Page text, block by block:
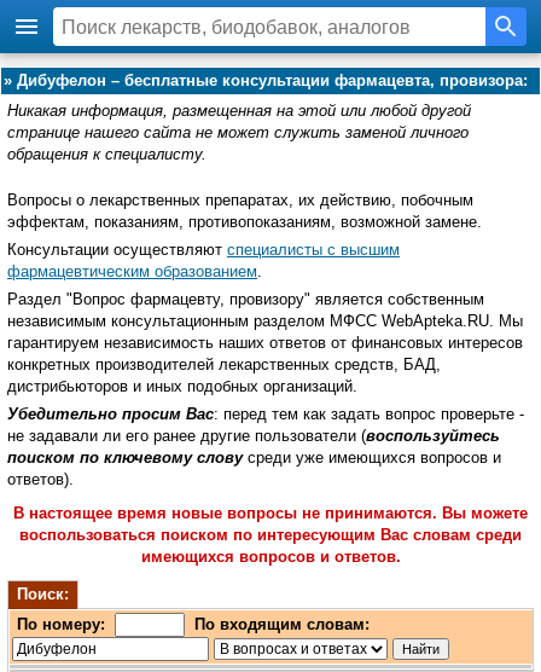
» Дибуфелон – бесплатные консультации фармацевта, провизора:
Никакая информация, размещенная на этой или любой другой
странице нашего сайта не может служить заменой личного
обращения к специалисту.
Вопросы о лекарственных препаратах, их действию, побочным
эффектам, показаниям, противопоказаниям, возможной замене.
Консультации осуществляют специалисты с высшим
фармацевтическим образованием.
Раздел "Вопрос фармацевту, провизору" является собственным
независимым консультационным разделом МФСС WebApteka.RU. Мы
гарантируем независимость наших ответов от финансовых интересов
конкретных производителей лекарственных средств, БАД,
дистрибьюторов и иных подобных организаций.
Убедительно просим Вас: перед тем как задать вопрос проверьте -
не задавали ли его ранее другие пользователи (воспользуйтесь
поиском по ключевому словусреди уже имеющихся вопросов и
ответов).
В настоящее время новые вопросы не принимаются. Вы можете
воспользоваться поиском по интересующим Вас словам среди
имеющихся вопросов и ответов.
Поиск:
По номеру:
По входящим словам: